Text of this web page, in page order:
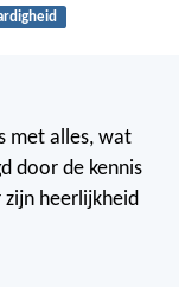
met alles, wat
door de kennis
zijn heerlijkheid